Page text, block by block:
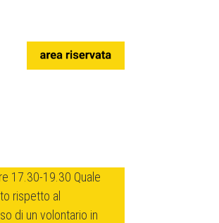
17.30-19.30 Quale
rispetto al
di un volontario in